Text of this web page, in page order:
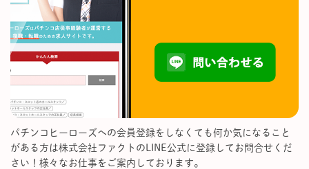
パチンコヒーローズへの会員登録をしなくても何か気になること
がある方は株式会社ファクトのLINE公式に登録してお問合せくだ
さい！様々なお仕事をご案内しております。